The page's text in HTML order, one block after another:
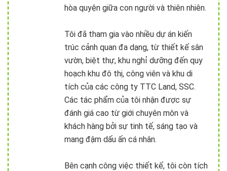
hòa quyện giữa con người và thiên nhiên.
Tôi đã tham gia vào nhiều dự án kiến
trúc cảnh quan đa dạng, từ thiết kế sân
vườn, biệt thự, khu nghỉ dưỡng đến quy
hoạch khu đô thị, công viên và khu di
tích của các công ty TTC Land, SSC.
Các tác phẩm của tôi nhận được sự
đánh giá cao từ giới chuyên môn và
khách hàng bởi sự tinh tế, sáng tạo và
mang đậm dấu ấn cá nhân.
Bên cạnh công việc thiết kế, tôi còn tích